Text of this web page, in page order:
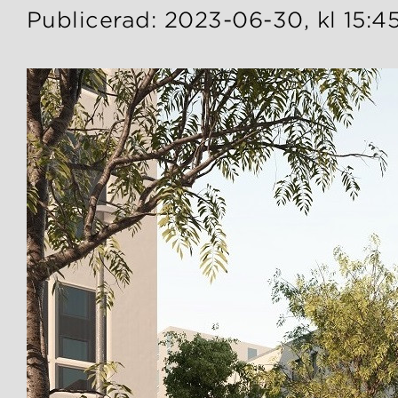
Publicerad: 2023-06-30, kl